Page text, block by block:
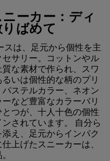
ーカー：ディ
ばめて
スは、足元から個性を主
サリー。コットンやル
な素材で作られ、スワ
いは個性的な柄のプリ
ステルカラー、ネオン
など豊富なカラーバリ
つが、十人十色の個性
されています。 自分ら
え、足元からインパク
上げたスニーカーは、